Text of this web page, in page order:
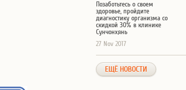
Позаботьтесь о своем
здоровье, пройдите
диагностику организма со
скидкой 30% в клинике
Сунчонхянь
27 Nov 2017
ЕЩЁ НОВОСТИ